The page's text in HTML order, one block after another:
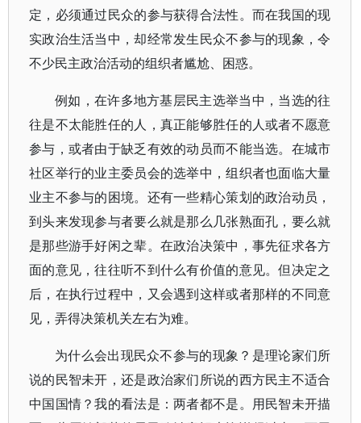
定，必须通过民众的参与获得合法性。而在我国的现
实政治生活当中，却经常发生民众不参与的现象，令
不少民主政治活动的组织者尴尬、困惑。
例如，在许多地方基层民主选举当中，当选的往
往是不太能胜任的人，真正能够胜任的人或者不愿意
参与，或者由于缺乏有效的动员而不能当选。在城市
社区举行的业主委员会的选举中，组织者也面临大量
业主不参与的困境。还有一些精心策划的政治动员，
到头来发现参与者要么就是那么几张熟面孔，要么就
是那些游手好闲之辈。在政治决策中，事先征求各方
面的意见，往往听不到什么有价值的意见。但决定之
后，在执行过程中，又会遇到这样或者那样的不同意
见，弄得决策机关左右为难。
为什么会出现民众不参与的现象？是理论家们所
说的民智未开，还是政治家们所说的西方民主不适合
中国国情？我的看法是：两者都不是。用民智未开描